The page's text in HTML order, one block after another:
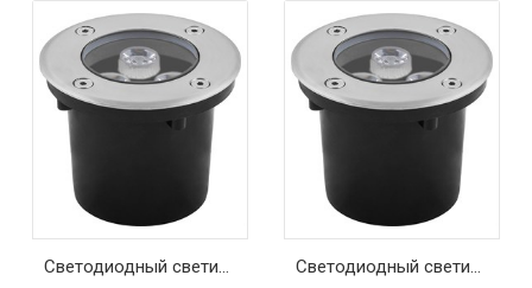
Светодиодный светильник тротуарный (грунтовый) Feron SP4111 3W 2700K 230V IP67 Светодиодный светильник тротуарный (грунтовый) Feron SP4111 3W 6400K 230V IP67